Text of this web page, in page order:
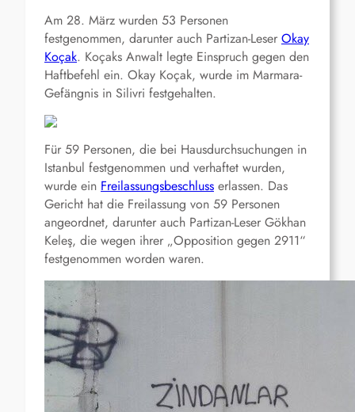
Am 28. März wurden 53 Personen
festgenommen, darunter auch Partizan-Leser Okay
Koçak. Koçaks Anwalt legte Einspruch gegen den
Haftbefehl ein. Okay Koçak, wurde im Marmara-
Gefängnis in Silivri festgehalten.
Für 59 Personen, die bei Hausdurchsuchungen in
Istanbul festgenommen und verhaftet wurden,
wurde ein Freilassungsbeschluss erlassen. Das
Gericht hat die Freilassung von 59 Personen
angeordnet, darunter auch Partizan-Leser Gökhan
Keleş, die wegen ihrer „Opposition gegen 2911“
festgenommen worden waren.